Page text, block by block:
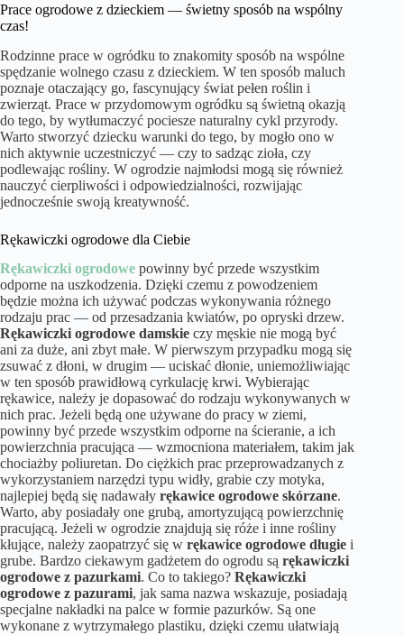
Prace ogrodowe z dzieckiem — świetny sposób na wspólny
czas!
Rodzinne prace w ogródku to znakomity sposób na wspólne
spędzanie wolnego czasu z dzieckiem. W ten sposób maluch
poznaje otaczający go, fascynujący świat pełen roślin i
zwierząt. Prace w przydomowym ogródku są świetną okazją
do tego, by wytłumaczyć pociesze naturalny cykl przyrody.
Warto stworzyć dziecku warunki do tego, by mogło ono w
nich aktywnie uczestniczyć — czy to sadząc zioła, czy
podlewając rośliny. W ogrodzie najmłodsi mogą się również
nauczyć cierpliwości i odpowiedzialności, rozwijając
jednocześnie swoją kreatywność.
Rękawiczki ogrodowe dla Ciebie
Rękawiczki ogrodowe powinny być przede wszystkim
odporne na uszkodzenia. Dzięki czemu z powodzeniem
będzie można ich używać podczas wykonywania różnego
rodzaju prac — od przesadzania kwiatów, po opryski drzew.
Rękawiczki ogrodowe damskie czy męskie nie mogą być
ani za duże, ani zbyt małe. W pierwszym przypadku mogą się
zsuwać z dłoni, w drugim — uciskać dłonie, uniemożliwiając
w ten sposób prawidłową cyrkulację krwi. Wybierając
rękawice, należy je dopasować do rodzaju wykonywanych w
nich prac. Jeżeli będą one używane do pracy w ziemi,
powinny być przede wszystkim odporne na ścieranie, a ich
powierzchnia pracująca — wzmocniona materiałem, takim jak
chociażby poliuretan. Do ciężkich prac przeprowadzanych z
wykorzystaniem narzędzi typu widły, grabie czy motyka,
najlepiej będą się nadawały rękawice ogrodowe skórzane.
Warto, aby posiadały one grubą, amortyzującą powierzchnię
pracującą. Jeżeli w ogrodzie znajdują się róże i inne rośliny
kłujące, należy zaopatrzyć się w rękawice ogrodowe długie i
grube. Bardzo ciekawym gadżetem do ogrodu są rękawiczki
ogrodowe z pazurkami. Co to takiego? Rękawiczki
ogrodowe z pazurami, jak sama nazwa wskazuje, posiadają
specjalne nakładki na palce w formie pazurków. Są one
wykonane z wytrzymałego plastiku, dzięki czemu ułatwiają